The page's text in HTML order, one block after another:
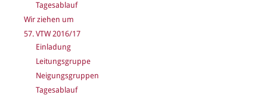
Tagesablauf
Wir ziehen um
57. VTW 2016/17
Einladung
Leitungsgruppe
Neigungsgruppen
Tagesablauf